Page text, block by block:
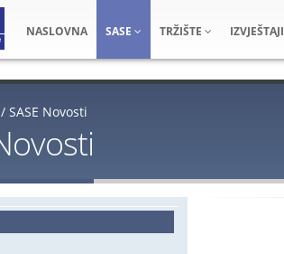
NASLOVNA SASE TRŽIŠTE IZVJEŠTAJI
/ SASE Novosti